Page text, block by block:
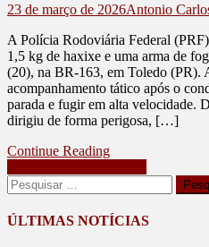
23 de março de 2026Antonio
A Polícia Rodoviária Federal
1,5 kg de haxixe e uma arma de
(20), na BR-163, em Toledo (PR).
acompanhamento tático após o
parada e fugir em alta velocidade.
dirigiu de forma perigosa, […]
Continue Reading
Navegação
por
posts
Pesquisar
por:
ÚLTIMAS NOTÍCIAS